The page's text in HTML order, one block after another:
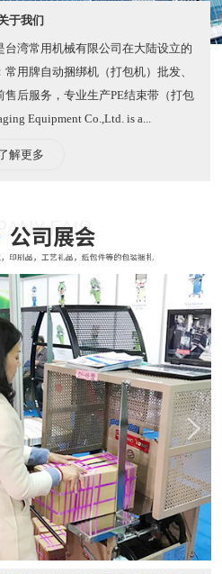
于我们
湾常用机械有限公司在大陆设立的
用牌自动捆绑机（打包机）批发、
后服务，专业生产PE结束带（打包
Equipment Co.,Ltd. is a...
解更多